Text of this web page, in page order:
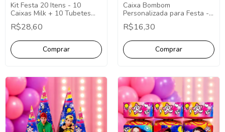
Kit Festa 20 Itens - 10
Caixas Milk + 10 Tubetes
Personalizados -
Lembrancinha Temática
R$28,60
Caixa Bombom
Personalizada para Festa -
Fazemos Qualquer Tema -
Lembrancinha
R$16,30